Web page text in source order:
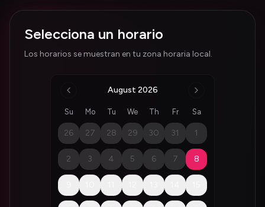
Selecciona un horario
Los horarios se muestran en tu zona horaria local.
August 2026
Su Mo Tu We Th Fr Sa
26 27 28 29 30 31 1
2 3 4 5 6 7 8